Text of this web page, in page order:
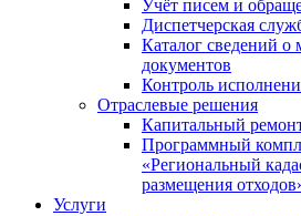
Учёт писем и
Диспетчерская
Каталог сведений о
документов
Контроль
Отраслевые решения
Капитальный
Программный
«Региональный
размещения
Услуги